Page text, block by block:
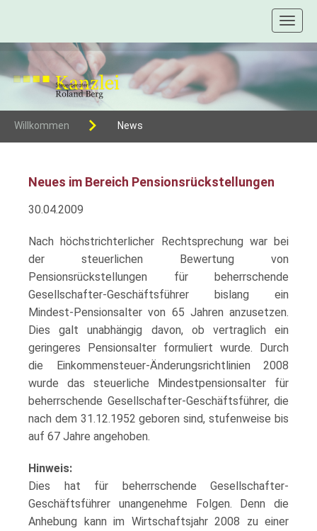
Willkommen News
Neues im Bereich Pensionsrückstellungen
30.04.2009
Nach höchstrichterlicher Rechtsprechung war bei
der steuerlichen Bewertung von
Pensionsrückstellungen für beherrschende
Gesellschafter-Geschäftsführer bislang ein
Mindest-Pensionsalter von 65 Jahren anzusetzen.
Dies galt unabhängig davon, ob vertraglich ein
geringeres Pensionsalter formuliert wurde. Durch
die Einkommensteuer-Änderungsrichtlinien 2008
wurde das steuerliche Mindestpensionsalter für
beherrschende Gesellschafter-Geschäftsführer, die
nach dem 31.12.1952 geboren sind, stufenweise bis
auf 67 Jahre angehoben.
Hinweis:
Dies hat für beherrschende Gesellschafter-
Geschäftsführer unangenehme Folgen. Denn die
Anhebung kann im Wirtschaftsjahr 2008 zu einer